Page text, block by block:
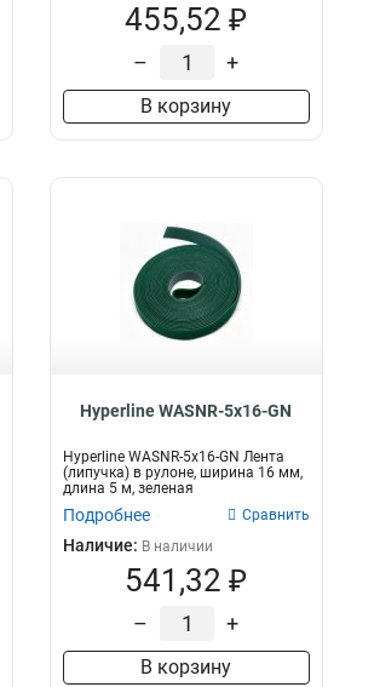
455,52 ₽
– +
В корзину
Hyperline WASNR-5x16-GN
Hyperline WASNR-5x16-GN Лента
(липучка) в рулоне, ширина 16 мм,
длина 5 м, зеленая
Подробнее Сравнить
Наличие: В наличии
541,32 ₽
– +
В корзину